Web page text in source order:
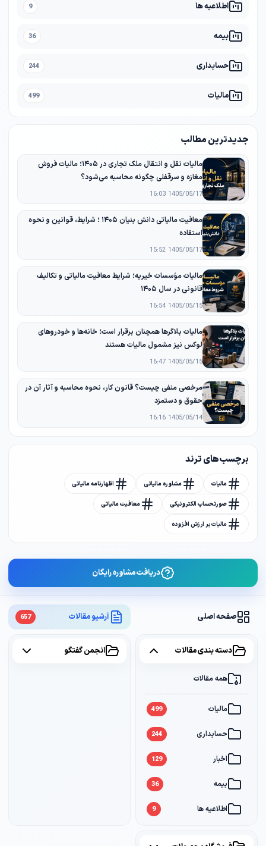
صفحه اصلی آرشیو مقالات 657
دسته بندی مقالات
همه مقالات
مالیات 499
حسابداری 244
اخبار 129
بیمه 36
اطلاعیه ها 9
انجمن گفتگو
اطلاعیه ها 9
بیمه 36
حسابداری 244
مالیات 499
جدیدترین مطالب
مالیات نقل و انتقال ملک تجاری در ۱۴۰۵؛ مالیات فروش
مغازه و سرقفلی چگونه محاسبه می‌شود؟
1405/05/17 16:03
معافیت مالیاتی دانش‌ بنیان ۱۴۰۵ ؛ شرایط، قوانین و نحوه
استفاده
1405/05/17 15:52
مالیات مؤسسات خیریه؛ شرایط معافیت مالیاتی و تکالیف
قانونی در سال ۱۴۰۵
1405/05/15 16:54
مالیات بلاگرها همچنان برقرار است؛ خانه‌ها و خودروهای
لوکس نیز مشمول مالیات هستند
1405/05/15 16:47
مرخصی منفی چیست؟ قانون کار، نحوه محاسبه و آثار آن در
حقوق و دستمزد
1405/05/14 16:16
برچسب های ترند
مالیات مشاوره مالیاتی اظهارنامه مالیاتی
صورتحساب الکترونیکی معافیت مالیاتی
مالیات بر ارزش افزوده
دریافت مشاوره رایگان